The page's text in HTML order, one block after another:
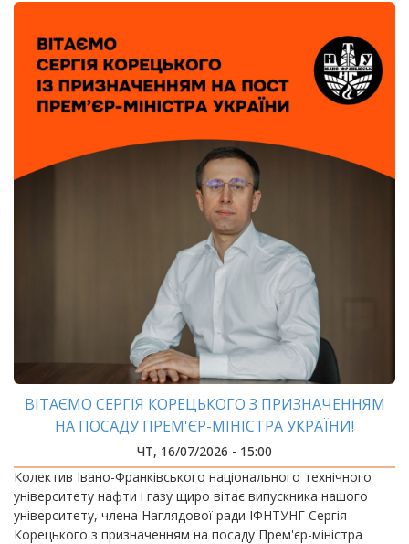
ВІТАЄМО СЕРГІЯ КОРЕЦЬКОГО З ПРИЗНАЧЕННЯМ
НА ПОСАДУ ПРЕМ'ЄР-МІНІСТРА УКРАЇНИ!
ЧТ, 16/07/2026 - 15:00
Колектив Івано-Франківського національного технічного
університету нафти і газу щиро вітає випускника нашого
університету, члена Наглядової ради ІФНТУНГ Сергія
Корецького з призначенням на посаду Прем'єр-міністра